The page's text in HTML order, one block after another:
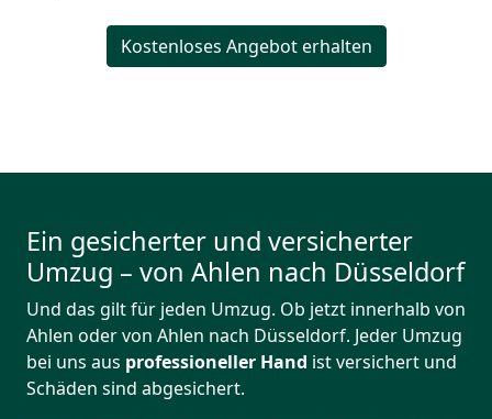
Kostenloses Angebot erhalten
Ein gesicherter und versicherter
Umzug – von Ahlen nach Düsseldorf
Und das gilt für jeden Umzug. Ob jetzt innerhalb von
Ahlen oder von Ahlen nach Düsseldorf. Jeder Umzug
bei uns aus professioneller Hand ist versichert und
Schäden sind abgesichert.